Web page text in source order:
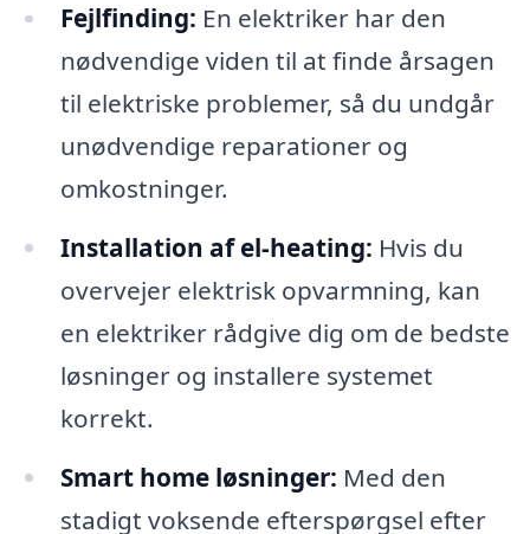
Fejlfinding: En elektriker har den
nødvendige viden til at finde årsagen
til elektriske problemer, så du undgår
unødvendige reparationer og
omkostninger.
Installation af el-heating: Hvis du
overvejer elektrisk opvarmning, kan
en elektriker rådgive dig om de bedste
løsninger og installere systemet
korrekt.
Smart home løsninger: Med den
stadigt voksende efterspørgsel efter